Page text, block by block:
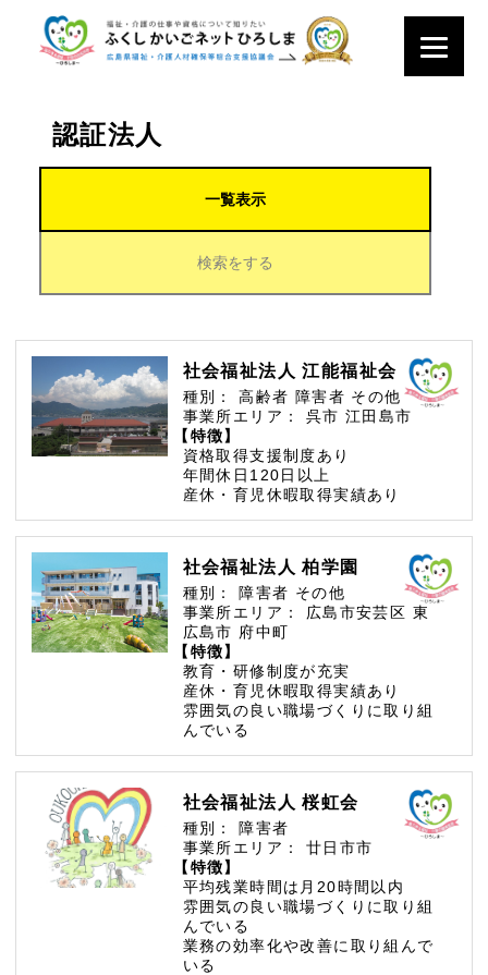
認証法人
一覧表示
検索をする
社会福祉法人 江能福祉会
種別： 高齢者 障害者 その他
事業所エリア：
呉市江田島市
【特徴】
資格取得支援制度あり
年間休日120日以上
産休・育児休暇取得実績あり
社会福祉法人 柏学園
種別： 障害者 その他
事業所エリア：
広島市安芸区 東
広島市 府中町
【特徴】
教育・研修制度が充実
産休・育児休暇取得実績あり
雰囲気の良い職場づくりに取り組
んでいる
社会福祉法人 桜虹会
種別：
障害者
事業所エリア：
廿日市市
【特徴】
平均残業時間は月20時間以内
雰囲気の良い職場づくりに取り組
んでいる
業務の効率化や改善に取り組んで
いる